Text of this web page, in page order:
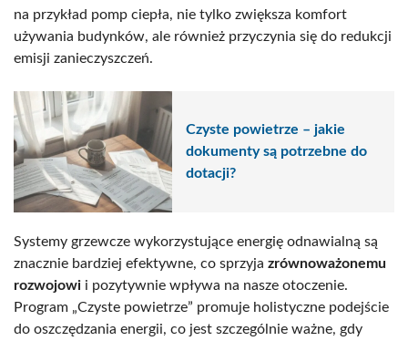
na przykład pomp ciepła, nie tylko zwiększa komfort
używania budynków, ale również przyczynia się do redukcji
emisji zanieczyszczeń.
Czyste powietrze – jakie
dokumenty są potrzebne do
dotacji?
Systemy grzewcze wykorzystujące energię odnawialną są
znacznie bardziej efektywne, co sprzyja zrównoważonemu
rozwojowi i pozytywnie wpływa na nasze otoczenie.
Program „Czyste powietrze” promuje holistyczne podejście
do oszczędzania energii, co jest szczególnie ważne, gdy